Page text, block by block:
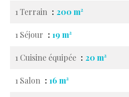
1 Terrain 200 m²
1 Séjour 19 m²
1 Cuisine équipée 20 m²
1 Salon 16 m²